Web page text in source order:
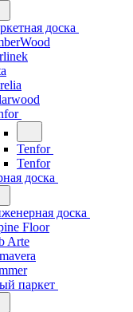
доска
Tenfor
Tenfor
доска
доска
Floor
Arte
паркет